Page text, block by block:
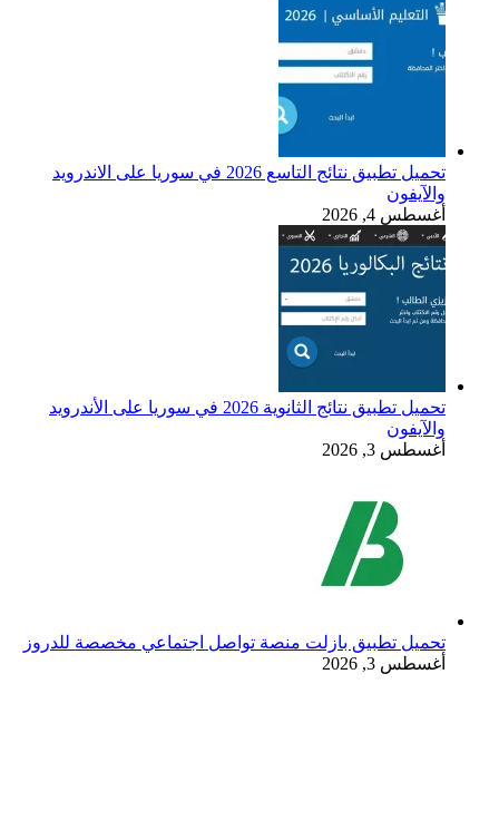
تحميل تطبيق نتائج التاسع 2026 في سوريا على الاندرويد
والآيفون
أغسطس 4, 2026
تحميل تطبيق نتائج الثانوية 2026 في سوريا على الأندرويد
والآيفون
أغسطس 3, 2026
تحميل تطبيق بازلت منصة تواصل اجتماعي مخصصة للدروز
أغسطس 3, 2026